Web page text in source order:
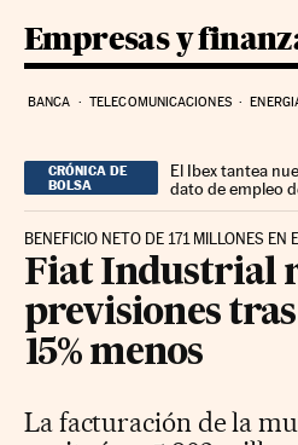
Empresas y
BANCA TELECOMUNICACIONES
CRÓNICA DE
BOLSA
El Ibex tantea
dato de empleo
BENEFICIO NETO DE 171 MILLONES EN
Fiat Industrial
previsiones
15% menos
La facturación de la